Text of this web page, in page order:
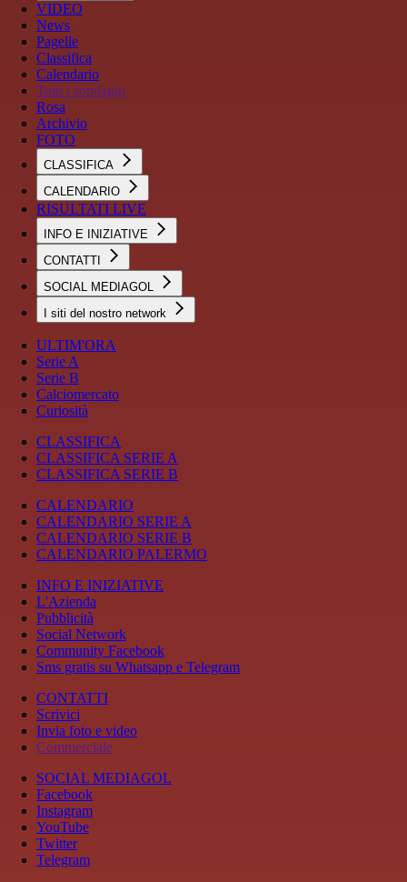
VIDEO
News
Pagelle
Classifica
Calendario
Tutti i sondaggi
Rosa
Archivio
FOTO
CLASSIFICA
CALENDARIO
RISULTATI LIVE
INFO E INIZIATIVE
CONTATTI
SOCIAL MEDIAGOL
I siti del nostro network
ULTIM'ORA
Serie A
Serie B
Calciomercato
Curiosità
CLASSIFICA
CLASSIFICA SERIE A
CLASSIFICA SERIE B
CALENDARIO
CALENDARIO SERIE A
CALENDARIO SERIE B
CALENDARIO PALERMO
INFO E INIZIATIVE
L'Azienda
Pubblicità
Social Network
Community Facebook
Sms gratis su Whatsapp e Telegram
CONTATTI
Scrivici
Invia foto e video
Commerciale
SOCIAL MEDIAGOL
Facebook
Instagram
YouTube
Twitter
Telegram